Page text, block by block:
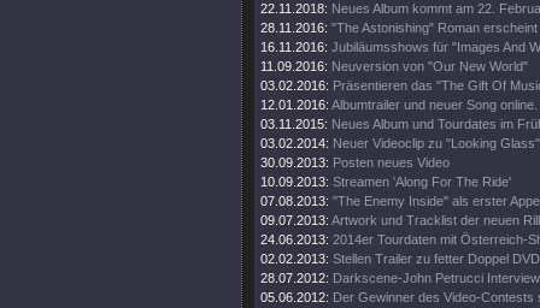
22.11.2018: Neues Album kommt am 22.
28.11.2016: "The Astonishing" Roman erscheint
16.11.2016: Jubiläumsshows für "Images And
11.09.2016: Neuversion von "Our New World"
03.02.2016: Präsentieren das "The Gift Of
12.01.2016: Albumtrailer und neuer Song online.
03.11.2015: Neues Album und Tourdates im
03.02.2014: Neuer Videoclip zu "Looking
30.09.2013: Posten neues Video
10.09.2013: Streamen 'Along For The Ride'
07.08.2013: "The Enemy Inside" als erster
09.07.2013: Artwork und Tracklist der neuen
24.06.2013: 2014er Tourdaten mit Österreich-
02.02.2013: Stellen Trailer zu fetter Doppel
28.07.2012: Darkscene-John Petrucci
05.06.2012: Der Gewinner des Video-Contests